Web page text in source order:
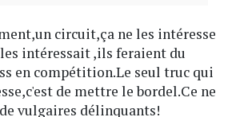
circuit,ça ne les intéresse
les intéressait ,ils feraient du
en compétition.Le seul truc qui
de mettre le bordel.Ce ne
vulgaires délinquants!